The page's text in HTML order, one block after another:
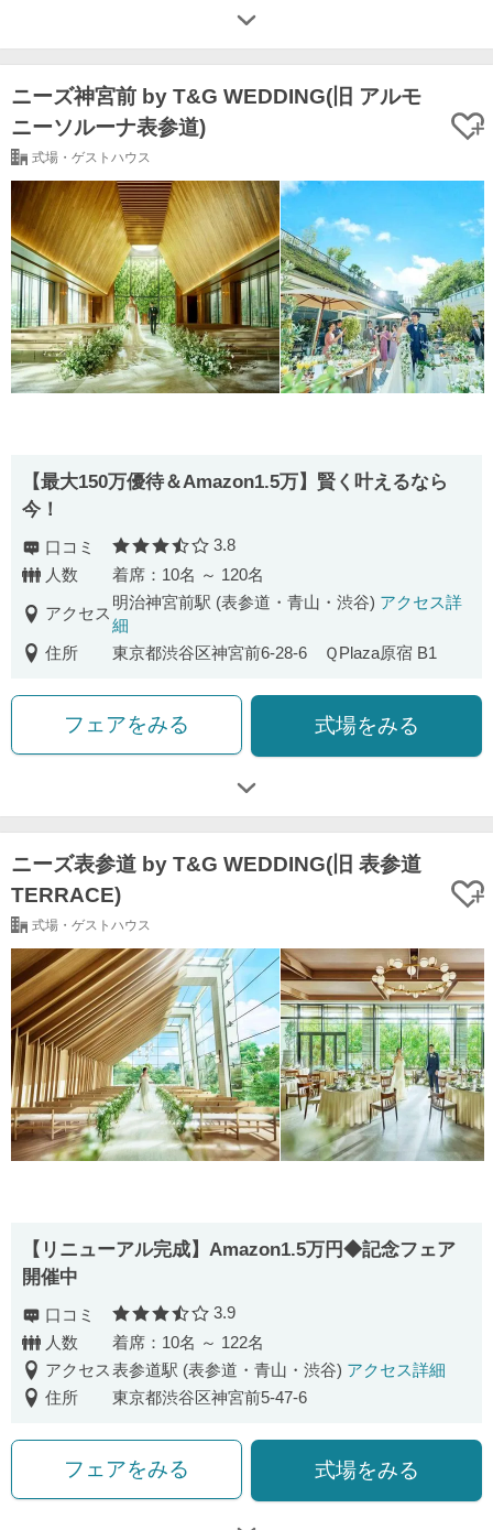
ニーズ神宮前 by T&G WEDDING(旧 アルモ
ニーソルーナ表参道)
式場・ゲストハウス
【最⼤150万優待＆Amazon1.5万】賢く叶えるなら
今！
口コミ 口コミ評価
3.8
人数
着席：10名 ～ 120名
アクセス
明治神宮前駅 (表参道・青山・渋谷) アクセス詳
細
住所
東京都渋谷区神宮前6-28-6 ＱPlaza原宿 B1
フェアをみる 式場をみる
ニーズ表参道 by T&G WEDDING(旧 表参道
TERRACE)
式場・ゲストハウス
【リニューアル完成】Amazon1.5万円◆記念フェア
開催中
口コミ 口コミ評価
3.9
人数
着席：10名 ～ 122名
アクセス表参道駅 (表参道・青山・渋谷) アクセス詳細
住所
東京都渋谷区神宮前5-47-6
フェアをみる 式場をみる